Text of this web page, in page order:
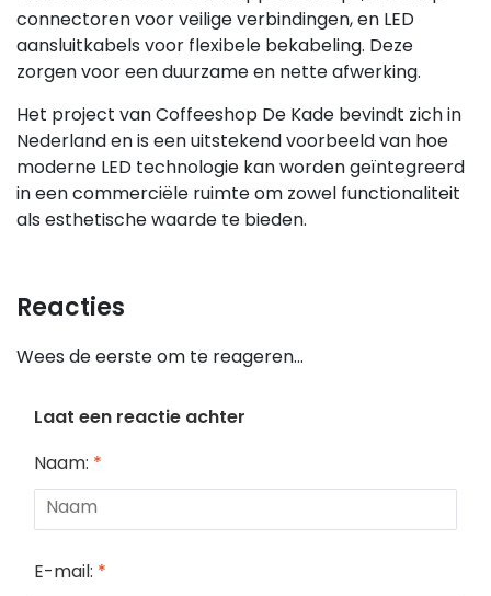
connectoren voor veilige verbindingen, en LED
aansluitkabels voor flexibele bekabeling. Deze
zorgen voor een duurzame en nette afwerking.
Het project van Coffeeshop De Kade bevindt zich in
Nederland en is een uitstekend voorbeeld van hoe
moderne LED technologie kan worden geïntegreerd
in een commerciële ruimte om zowel functionaliteit
als esthetische waarde te bieden.
Reacties
Wees de eerste om te reageren...
Laat een reactie achter
Naam: *
E-mail: *